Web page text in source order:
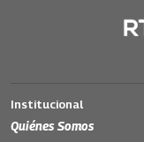
Institucional
Quiénes Somos